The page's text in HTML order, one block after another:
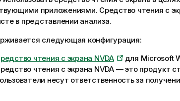
приложениями. Средство чтения с
в представлении анализа.
следующая конфигурация:
чтения с экрана NVDA для Microsoft
чтения с экрана NVDA — это продукт
несут ответственность за